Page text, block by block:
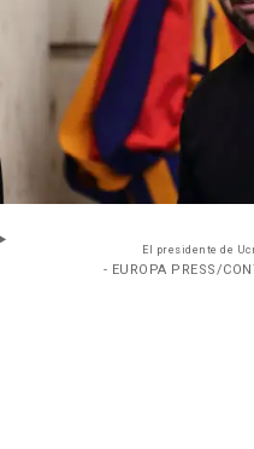
El presidente de
- EUROPA PRESS/